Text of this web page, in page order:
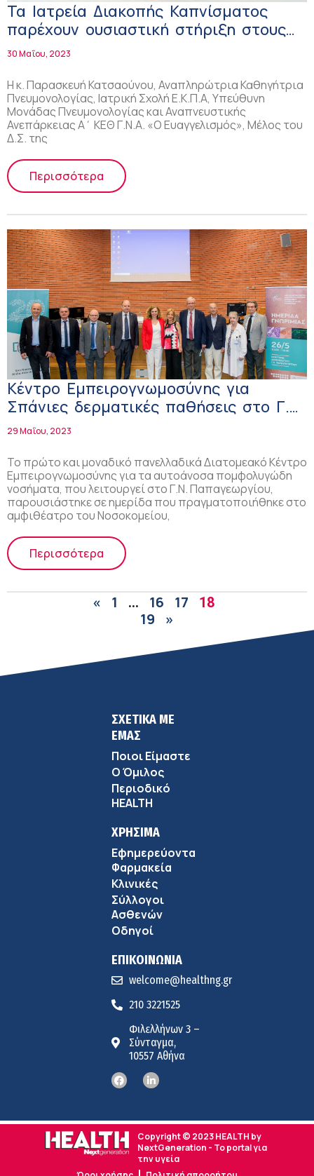
Τα Ιατρεία Διακοπής Καπνίσματος
παρέχουν ουσιαστική στήριξη στους
καπνιστές!
30 Μαΐου, 2023
Η κ. Παρασκευή Κατσαούνου, Αναπληρώτρια Καθηγήτρια
Πνευμονολογίας, Ιατρική Σχολή Ε.Κ.Π.Α, Υπεύθυνη
Μονάδας Πνευμονολογίας και Αναπνευστικής
Ανεπάρκειας Α΄ ΚΕΘ Γ.Ν.Α. «Ο Ευαγγελισμός», Μέλος του
Δ.Σ. της
Περισσότερα
Κέντρο Εμπειρογνωμοσύνης για
Σπάνιες δερματικές παθήσεις στο Γ.Ν.
Παπαγεωργίου
29 Μαΐου, 2023
Το πρώτο και μοναδικό πανελλαδικά Διατομεακό Κέντρο
Εμπειρογνωμοσύνης για τα αυτοάνοσα πομφολυγώδη
νοσήματα, που λειτουργεί στο Γ.Ν. Παπαγεωργίου,
παρουσιάστηκε σε ημερίδα που πραγματοποιήθηκε στο
αμφιθέατρο του Νοσοκομείου,
Περισσότερα
« 1 … 16 17 18
19 »
ΣΧΕΤΙΚΑ ΜΕ
ΕΜΑΣ
Ποιοι Είμαστε
Ο Όμιλος
Περιοδικό
HEALTH
ΧΡΗΣΙΜΑ
Εφημερεύοντα
Φαρμακεία
Κλινικές
Σύλλογοι
Ασθενών
Οδηγοί
ΕΠΙΚΟΙΝΩΝΙΑ
welcome@healthng.gr
210 3221525
Φιλελλήνων 3 –
Σύνταγμα,
10557 Αθήνα
Copyright © 2023 HEALTH by
NextGeneration - Το portal για
την υγεία